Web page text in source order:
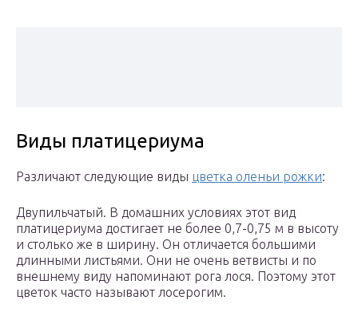
Виды платицериума
Различают следующие виды цветка оленьи рожки:
Двупильчатый. В домашних условиях этот вид
платицериума достигает не более 0,7-0,75 м в высоту
и столько же в ширину. Он отличается большими
длинными листьями. Они не очень ветвисты и по
внешнему виду напоминают рога лося. Поэтому этот
цветок часто называют лосерогим.